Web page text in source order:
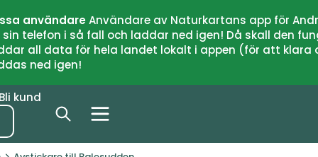
användareAnvändare av Naturkartans app för
telefon i så fall och laddar ned igen! Då skall den
all data för hela landet lokalt i appen (för att
ned igen!
Bli kund